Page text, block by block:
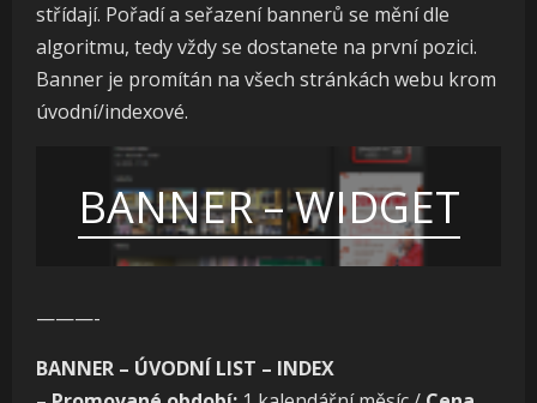
střídají. Pořadí a seřazení bannerů se mění dle
algoritmu, tedy vždy se dostanete na první pozici.
Banner je promítán na všech stránkách webu krom
úvodní/indexové.
BANNER – WIDGET
———-
BANNER – ÚVODNÍ LIST – INDEX